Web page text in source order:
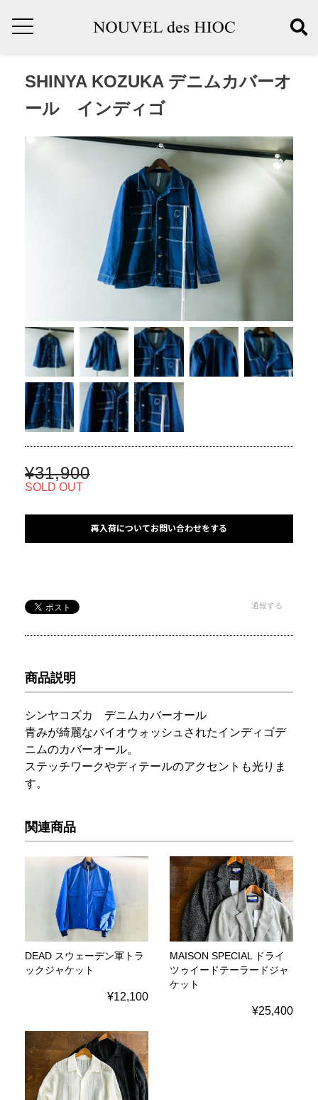
SHINYA KOZUKA デニムカバーオ
ール インディゴ
¥31,900
SOLD OUT
再入荷についてお問い合わせをする
通報する
商品説明
シンヤコズカ デニムカバーオール
青みが綺麗なバイオウォッシュされたインディゴデ
ニムのカバーオール。
ステッチワークやディテールのアクセントも光りま
す。
関連商品
DEAD スウェーデン軍トラ
ックジャケット
¥12,100
MAISON SPECIAL ドライ
ツゥイードテーラードジャ
ケット
¥25,400